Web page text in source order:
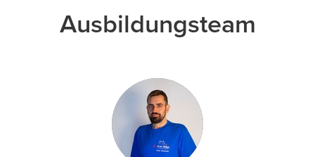
Ausbildungsteam
AS